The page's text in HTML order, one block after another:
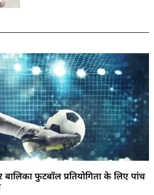
बालिका फुटबॉल प्रतियोगिता के लिए पांच